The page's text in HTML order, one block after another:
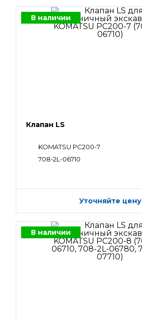
В наличии
Клапан LS
KOMATSU PC200-7
708-2L-06710
Уточняйте цену
В наличии